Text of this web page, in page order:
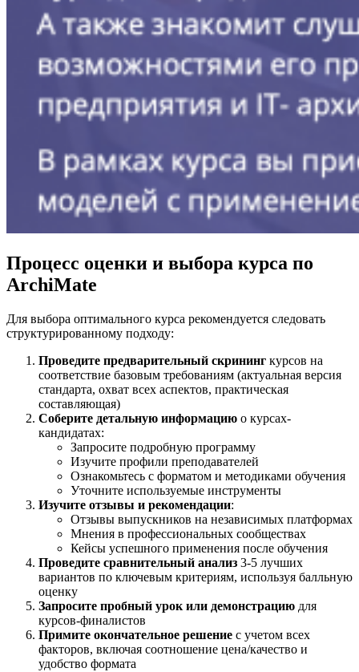
Процесс оценки и выбора курса по
ArchiMate
Для выбора оптимального курса рекомендуется следовать
структурированному подходу:
Проведите предварительный скрининг курсов на
соответствие базовым требованиям (актуальная версия
стандарта, охват всех аспектов, практическая
составляющая)
Соберите детальную информацию о курсах-
кандидатах:
Запросите подробную программу
Изучите профили преподавателей
Ознакомьтесь с форматом и методиками обучения
Уточните используемые инструменты
Изучите отзывы и рекомендации:
Отзывы выпускников на независимых платформах
Мнения в профессиональных сообществах
Кейсы успешного применения после обучения
Проведите сравнительный анализ 3-5 лучших
вариантов по ключевым критериям, используя балльную
оценку
Запросите пробный урок или демонстрацию для
курсов-финалистов
Примите окончательное решение с учетом всех
факторов, включая соотношение цена/качество и
удобство формата